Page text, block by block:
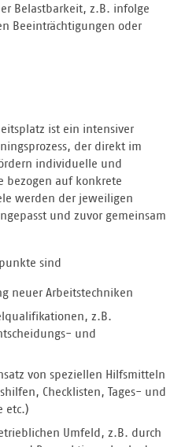
Belastbarkeit, z.B. infolge
Beeinträchtigungen oder
ist ein intensiver
der direkt im
individuelle und
bezogen auf konkrete
werden der jeweiligen
und zuvor gemeinsam
sind
neuer Arbeitstechniken
z.B.
und
von speziellen Hilfsmitteln
Checklisten, Tages- und
etc.)
Umfeld, z.B. durch